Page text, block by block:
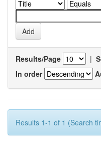
Results/Page |
In order
Results 1-1 of 1 (Search